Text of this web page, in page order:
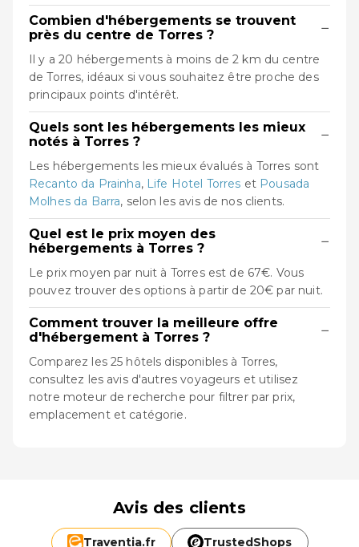
Combien d'hébergements se trouvent
près du centre de Torres ?
−
Il y a 20 hébergements à moins de 2 km du centre
de Torres, idéaux si vous souhaitez être proche des
principaux points d'intérêt.
Quels sont les hébergements les mieux
notés à Torres ?
−
Les hébergements les mieux évalués à Torres sont
Recanto da Prainha, Life Hotel Torres et Pousada
Molhes da Barra, selon les avis de nos clients.
Quel est le prix moyen des
hébergements à Torres ?
−
Le prix moyen par nuit à Torres est de 67€. Vous
pouvez trouver des options à partir de 20€ par nuit.
Comment trouver la meilleure offre
d'hébergement à Torres ?
−
Comparez les 25 hôtels disponibles à Torres,
consultez les avis d'autres voyageurs et utilisez
notre moteur de recherche pour filtrer par prix,
emplacement et catégorie.
Avis des clients
Traventia.fr TrustedShops